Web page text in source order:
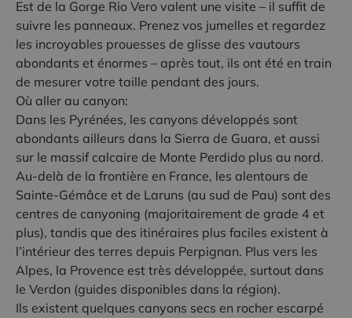
Est de la Gorge Rio Vero valent une visite – il suffit de
suivre les panneaux. Prenez vos jumelles et regardez
les incroyables prouesses de glisse des vautours
abondants et énormes – après tout, ils ont été en train
de mesurer votre taille pendant des jours.
Où aller au canyon:
Dans les Pyrénées, les canyons développés sont
abondants ailleurs dans la Sierra de Guara, et aussi
sur le massif calcaire de Monte Perdido plus au nord.
Au-delà de la frontière en France, les alentours de
Sainte-Gémâce et de Laruns (au sud de Pau) sont des
centres de canyoning (majoritairement de grade 4 et
plus), tandis que des itinéraires plus faciles existent à
l’intérieur des terres depuis Perpignan. Plus vers les
Alpes, la Provence est très développée, surtout dans
le Verdon (guides disponibles dans la région).
Ils existent quelques canyons secs en rocher escarpé